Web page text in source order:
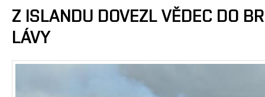
Z ISLANDU DOVEZL VĚDEC DO
LÁVY